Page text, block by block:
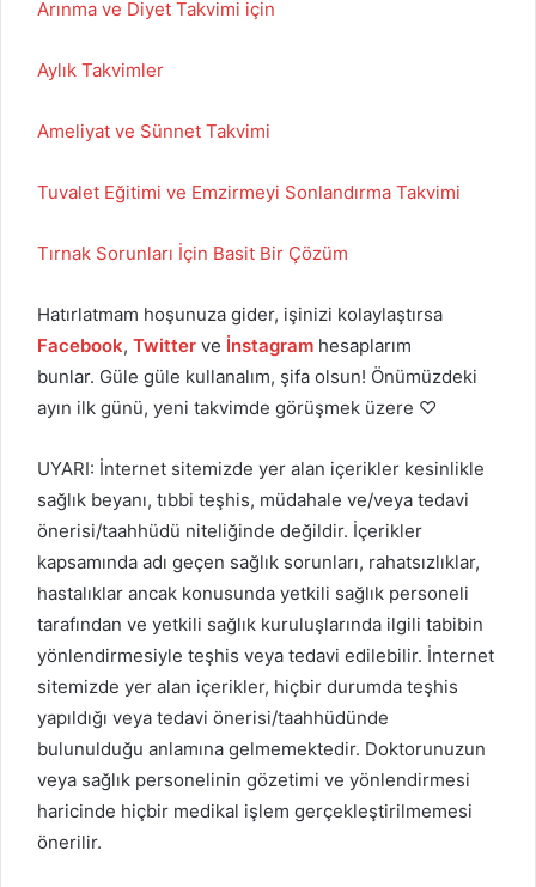
Arınma ve Diyet Takvimi için
Aylık Takvimler
Ameliyat ve Sünnet Takvimi
Tuvalet Eğitimi ve Emzirmeyi Sonlandırma Takvimi
Tırnak Sorunları İçin Basit Bir Çözüm
Hatırlatmam hoşunuza gider, işinizi kolaylaştırsa
Facebook, Twitter ve İnstagram hesaplarım
bunlar. Güle güle kullanalım, şifa olsun! Önümüzdeki
ayın ilk günü, yeni takvimde görüşmek üzere ♡
UYARI: İnternet sitemizde yer alan içerikler kesinlikle
sağlık beyanı, tıbbi teşhis, müdahale ve/veya tedavi
önerisi/taahhüdü niteliğinde değildir. İçerikler
kapsamında adı geçen sağlık sorunları, rahatsızlıklar,
hastalıklar ancak konusunda yetkili sağlık personeli
tarafından ve yetkili sağlık kuruluşlarında ilgili tabibin
yönlendirmesiyle teşhis veya tedavi edilebilir. İnternet
sitemizde yer alan içerikler, hiçbir durumda teşhis
yapıldığı veya tedavi önerisi/taahhüdünde
bulunulduğu anlamına gelmemektedir. Doktorunuzun
veya sağlık personelinin gözetimi ve yönlendirmesi
haricinde hiçbir medikal işlem gerçekleştirilmemesi
önerilir.